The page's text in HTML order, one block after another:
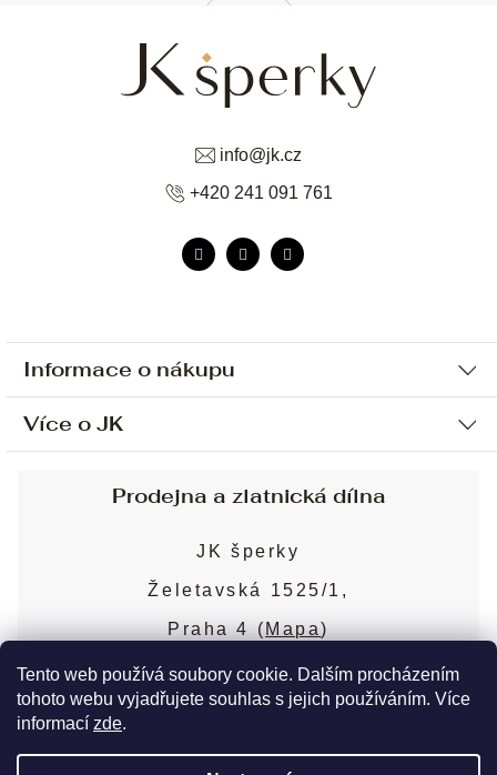
Tento web používá soubory cookie. Dalším procházením
tohoto webu vyjadřujete souhlas s jejich používáním. Více
informací zde.
Informace o nákupu
Ochrana osobních údajů
Sjednání osobní schůzky
Obchodní podmínky
Puncovní značky
Více o JK
Blog
Nejčastější dotazy
info@jk.cz
+420 241 091 761
Prodejna a zlatnická dílna
JK šperky
Želetavská 1525/1,
Praha 4 ( Mapa)
Více o prodejně
Copyright 2026JK šperky. Všechna práva